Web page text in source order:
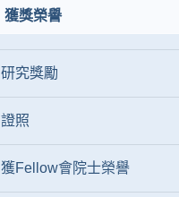
獲獎榮譽
研究獎勵
證照
獲Fellow會院士榮譽